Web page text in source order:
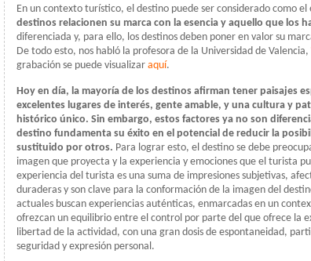
En un contexto turístico, el destino puede ser considerado como
destinos relacionen su marca con la esencia y aquello que los
diferenciada y, para ello, los destinos deben poner en valor su
De todo esto, nos habló la profesora de la Universidad de Valencia,
grabación se puede visualizaraquí.
Hoy en día, la mayoría de los destinos afirman tener paisajes
excelentes lugares de interés, gente amable, y una cultura y
histórico único. Sin embargo, estos factores ya no son
destino fundamenta su éxito en el potencial de reducir la
sustituido por otros. Para lograr esto, el destino se debe
imagen que proyecta y la experiencia y emociones que el turista
experiencia del turista es una suma de impresiones subjetivas,
duraderas y son clave para la conformación de la imagen del
actuales buscan experiencias auténticas, enmarcadas en un
ofrezcan un equilibrio entre el control por parte del que ofrece la
libertad de la actividad, con una gran dosis de espontaneidad,
seguridad y expresión personal.